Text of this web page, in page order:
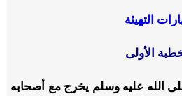
التهيئة
الأولى
الله عليه وسلم يخرج مع أصحابه